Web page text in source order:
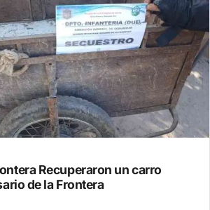
Recuperaron un carro
de la Frontera